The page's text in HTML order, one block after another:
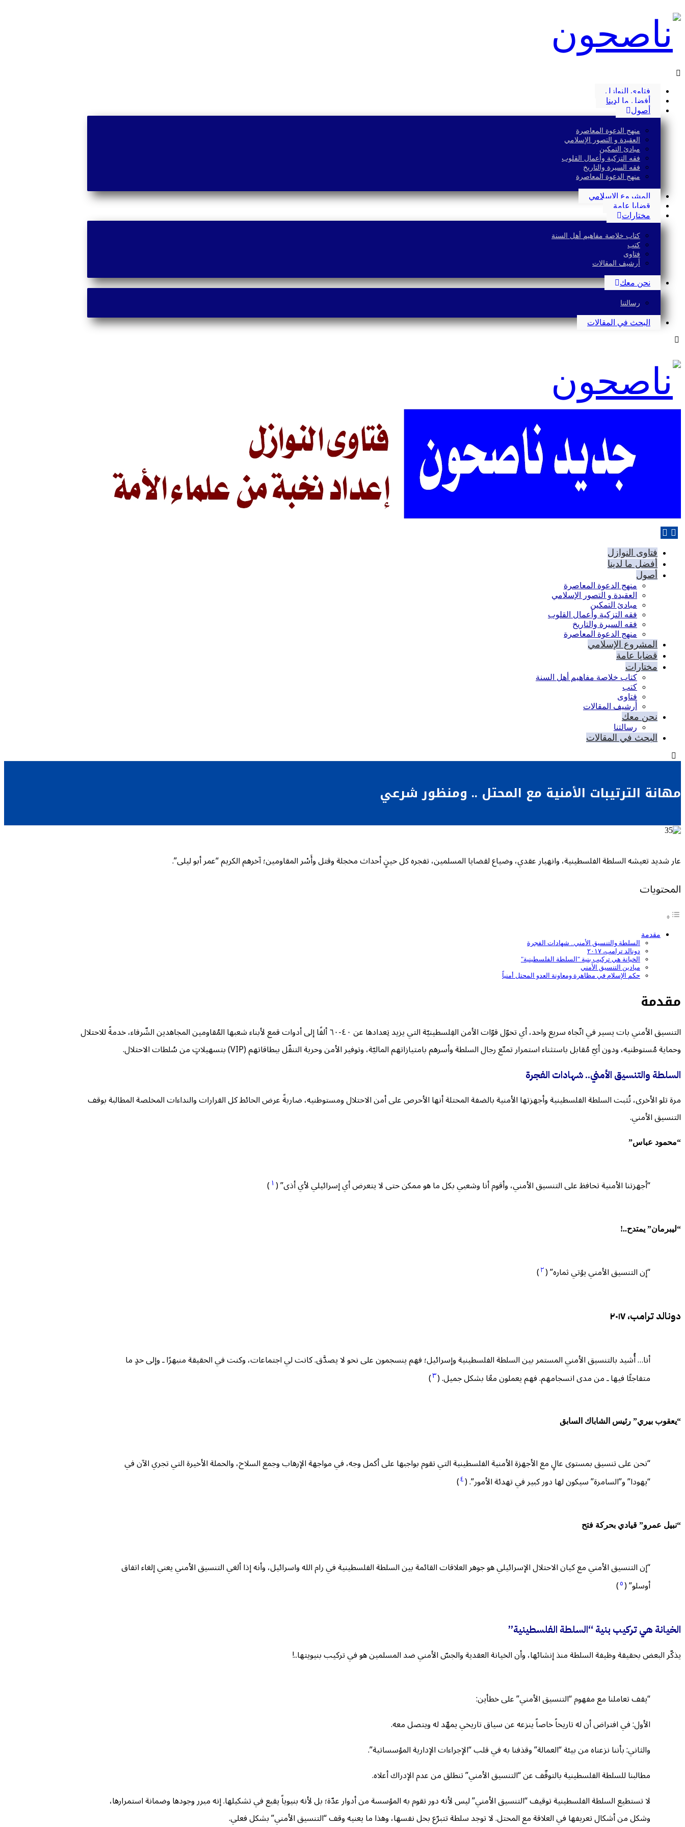
فتاوى النوازل
أفضل ما لدينا
أصول
منهج الدعوة المعاصرة
العقيدة و التصور الإسلامي
مبادئ التمكين
فقه التزكية وأعمال القلوب
فقه السيرة والتاريخ
منهج الدعوة المعاصرة
المشروع الإسلامي
قضايا عامة
مختارات
كتاب خلاصة مفاهيم أهل السنة
كتب
فتاوى
أرشيف المقالات
نحن معك
رسالتنا
البحث في المقالات
فتاوى النوازل
أفضل ما لدينا
أصول
منهج الدعوة المعاصرة
العقيدة و التصور الإسلامي
مبادئ التمكين
فقه التزكية وأعمال القلوب
فقه السيرة والتاريخ
منهج الدعوة المعاصرة
المشروع الإسلامي
قضايا عامة
مختارات
كتاب خلاصة مفاهيم أهل السنة
كتب
فتاوى
أرشيف المقالات
نحن معك
رسالتنا
البحث في المقالات
مهانة الترتيبات الأمنية مع المحتل .. ومنظور شرعي
عار شديد تعيشه السلطة الفلسطينية، وانهيار عقدي، وضياع لقضايا المسلمين، تفجره كل حينٍ أحداث مخجلة وقتل وأَسْر المقاومين؛ آخرهم الكريم “عمر أبو ليلى”.
المحتويات
مقدمة
السلطة والتنسيق الأمني.. شهادات الفجرة
دونالد ترامب، ٢٠١٧
الخيانة هي تركيب بنية "السلطة الفلسطينية"
ميادين التنسيق الأمني
حكم الإسلام في مظاهرة ومعاونة العدو المحتل أمنياً
مقدمة
التنسيق الأمني بات يسير في اتّجاه سريع واحد، أي تحوّل قوّات الأمن الفِلسطينيّة التي يزيد تِعدادها عن ٤٠-٦٠ ألفًا إلى أدوات قمع لأبناء شعبها المُقاومين المجاهدين الشّرفاء، خدمةً للاحتلال
وحماية مُستوطنيه، ودون أيّ مُقابل باستثناء استمرار تمتّع رجال السلطة وأسرهم بامتيازاتهم الماليّة، وتوفير الأمن وحرية التنقّل ببطاقاتهم (VIP) بتسهيلاتٍ من سُلطات الاحتلال.
السلطة والتنسيق الأمني.. شهادات الفجرة
مرة تلو الأخرى، تُثبت السلطة الفلسطينية وأجهزتها الأمنية بالضفة المحتلة أنها الأحرص على أمن الاحتلال ومستوطنيه، ضاربةً عرض الحائط كل القرارات والنداءات المخلصة المطالبة بوقف
التنسيق الأمني.
“محمود عباس”
“أجهزتنا الأمنية تحافظ على التنسيق الأمني، وأقوم أنا وشعبي بكل ما هو ممكن حتى لا يتعرض أي إسرائيلي لأي أذى” (١)
“ليبرمان” يمتدح..!
“إن التنسيق الأمني يؤتي ثماره” (٢)
دونالد ترامب، ٢٠١٧
أنا… أُشيد بالتنسيق الأمني ​​المستمر بين السلطة الفلسطينية وإسرائيل؛ فهم ينسجمون على نحو لا يصدَّق. كانت لي اجتماعات، وكنت في الحقيقة منبهرًا ـ وإلى حدٍ ما
متفاجئًا فيها ـ من مدى انسجامهم. فهم يعملون معًا بشكل جميل. (٣)
“يعقوب بيري” رئيس الشاباك السابق
“نحن على تنسيق بمستوى عالٍ مع الأجهزة الأمنية الفلسطينية التي تقوم بواجبها على أكمل وجه، في مواجهة الإرهاب وجمع السلاح، والحملة الأخيرة التي تجري الآن في
“يهودا” و”السامرة” سيكون لها دور كبير في تهدئة الأمور”. (٤)
“نبيل عمرو” قيادي بحركة فتح
“إن التنسيق الأمني مع كيان الاحتلال الإسرائيلي هو جوهر العلاقات القائمة بين السلطة الفلسطينية في رام الله واسرائيل، وأنه إذا ألغي التنسيق الأمني يعني إلغاء اتفاق
أوسلو” (٥)
الخيانة هي تركيب بنية “السلطة الفلسطينية”
يذكّر البعض بحقيقة وظيفة السلطة منذ إنشائها، وأن الخيانة العقدية والجسّ الأمني ضد المسلمين هو في تركيب بنيويتها..!
“يقف تعاملنا مع مفهوم “التنسيق الأمني” على خطأين:
الأول: في افتراض أن له تاريخاً خاصاً ينزعه عن سياق تاريخي يمهّد له ويتصل معه.
والثاني: بأننا نزعناه من بيئة “العمالة” وقذفنا به في قلب “الإجراءات الإدارية المؤسساتية”.
مطالبنا للسلطة الفلسطينية بالتوقّف عن “التنسيق الأمني” تنطلق من عدم الإدراك أعلاه.
لا تستطيع السلطة الفلسطينية توقيف “التنسيق الأمني” ليس لأنه دور تقوم به المؤسسة من أدوار عدّة؛ بل لأنه بنيوياً يقبع في تشكيلها. إنه مبرر وجودها وضمانة استمرارها،
وشكل من أشكال تعريفها في العلاقة مع المحتل. لا توجد سلطة تتبرّع بحل نفسها، وهذا ما يعنيه وقف “التنسيق الأمني” بشكل فعلي.